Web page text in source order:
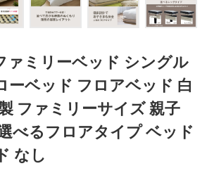
ァミリーベッド シングル
ーベッド フロアベッド 白
ファミリーサイズ 親子
べるフロアタイプ ベッド
なし